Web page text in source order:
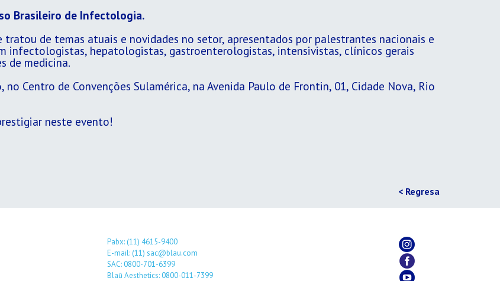
Brasileiro de Infectologia.
de temas atuais e novidades no setor, apresentados por palestrantes nacionais e
infectologistas, hepatologistas, gastroenterologistas, intensivistas, clínicos gerais
de medicina.
Centro de Convenções Sulamérica, na Avenida Paulo de Frontin, 01, Cidade Nova, Rio
neste evento!
< Regresa
Pabx: (11) 4615-9400
E-mail: (11) sac@blau.com
SAC: 0800-701-6399
Blaū Aesthetics: 0800-011-7399